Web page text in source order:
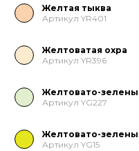
Желтая тыква
Артикул YR401
Желтоватая охра
Артикул YR396
Желтовато-
Артикул YG227
Желтовато-
Артикул YG15